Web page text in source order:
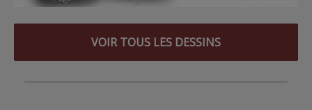
VOIR TOUS LES DESSINS